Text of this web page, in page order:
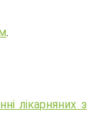
.
лікарняних з